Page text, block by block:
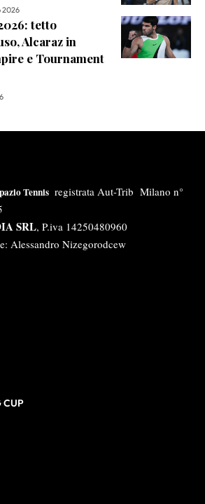
2026
tetto
Alcaraz in
e Tournament
Tennis registrata Aut-Trib Milano n°
SRL, P.iva 14250480960
Alessandro Nizegorodcew
CUP